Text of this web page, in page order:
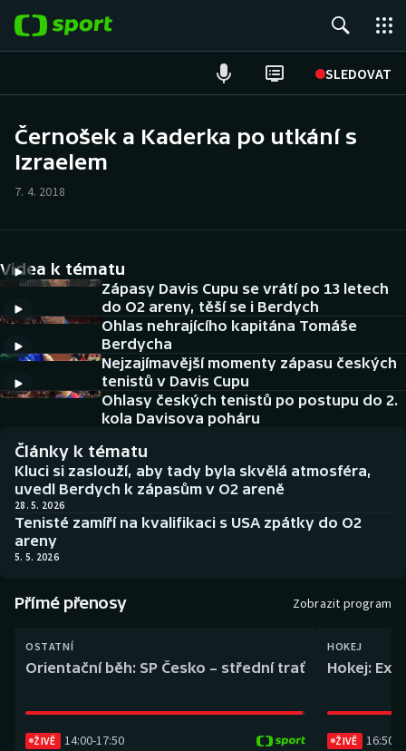
SLEDOVAT
Hokej
Cyklistika
DALŠÍ SPORTY
Americký fotbal
Baseball a softbal
Basketbal
Biatlon
Boby a skeleton
Box
Curling
NEPŘEHLÉDNĚTE
Historické návraty
Aplikace ČT sport
AZ kvíz
Černošek a Kaderka po utkání s
Izraelem
7. 4. 2018
Videa k tématu
Zápasy Davis Cupu se vrátí po 13 letech
do O2 areny, těší se i Berdych
Ohlas nehrajícího kapitána Tomáše
Berdycha
Nejzajímavější momenty zápasu českých
tenistů v Davis Cupu
Ohlasy českých tenistů po postupu do 2.
kola Davisova poháru
Články k tématu
Kluci si zaslouží, aby tady byla skvělá atmosféra,
uvedl Berdych k zápasům v O2 areně
28. 5. 2026
Tenisté zamíří na kvalifikaci s USA zpátky do O2
areny
5. 5. 2026
Přímé přenosy Zobrazit program
OSTATNÍ
Orientační běh: SP Česko – střední trať
ŽIVĚ 14:00-17:50
HOKEJ
Hokej:
ŽIVĚ 16:50